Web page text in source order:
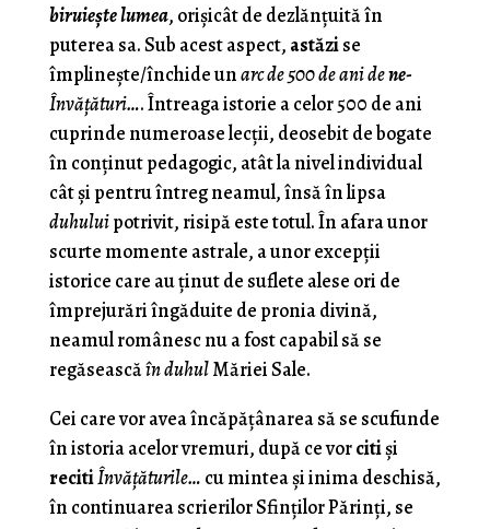
biruieşte lumea, orişicât de dezlănţuită în
puterea sa. Sub acest aspect, astăzise
împlineşte/închide unarc de 500 de ani dene-
Învăţături…. Întreaga istorie a celor 500 de ani
cuprinde numeroase lecţii, deosebit de bogate
în conţinut pedagogic, atât la nivel individual
cât şi pentru întreg neamul, însă în lipsa
duhuluipotrivit, risipă este totul. În afara unor
scurte momente astrale, a unor excepţii
istorice care au ţinut de suflete alese ori de
împrejurări îngăduite de pronia divină,
neamul românesc nu a fost capabil să se
regăseascăîn duhulMăriei Sale.
Cei care vor avea încăpăţânarea să se scufunde
în istoria acelor vremuri, după ce vorcitişi
recitiÎnvăţăturile… cu mintea şi inima deschisă,
în continuarea scrierilor Sfinţilor Părinţi, se